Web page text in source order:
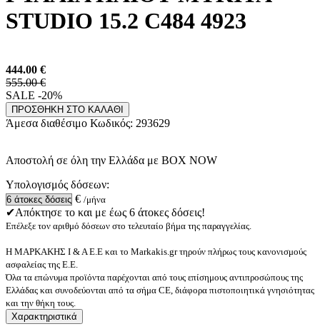
STUDIO 15.2 C484 4923
444.00 €
555.00 €
SALE -20%
ΠΡΟΣΘΗΚΗ ΣΤΟ ΚΑΛΑΘΙ
Άμεσα διαθέσιμο Κωδικός: 293629
Αποστολή σε όλη την Ελλάδα με BOX NOW
Υπολογισμός δόσεων:
€ /μήνα
✔Απόκτησε το και με έως 6 άτοκες δόσεις!
Επέλεξε τον αριθμό δόσεων στο τελευταίο βήμα της παραγγελίας.
Η ΜΑΡΚΑΚΗΣ Ι & Α Ε.Ε και το Markakis.gr τηρούν πλήρως τους κανονισμούς
ασφαλείας της Ε.Ε.
Όλα τα επώνυμα προϊόντα παρέχονται από τους επίσημους αντιπροσώπους της
Ελλάδας και συνοδεύονται από τα σήμα CE, διάφορα πιστοποιητικά γνησιότητας
και την θήκη τους.
Χαρακτηριστικά